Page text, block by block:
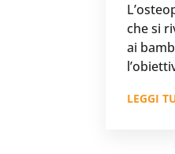
che si
ai
LEGGI